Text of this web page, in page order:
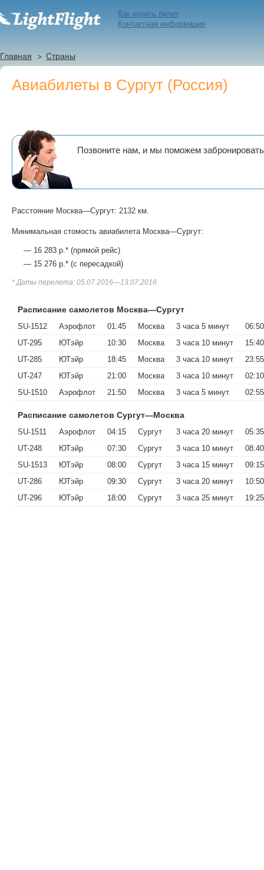
Как купить билет
Контактная информация
Главная Страны
Авиабилеты в Сургут (Россия)
Позвоните нам, и мы поможем
Расстояние Москва—Сургут: 2132 км.
Минимальная стомость авиабилета Москва—Сургут:
— 16 283 р.* (прямой рейс)
— 15 276 р.* (с пересадкой)
* Даты перелета: 05.07.2016—13.07.2016
Расписание самолетов Москва—Сургут
SU-1512 Аэрофлот 01:45 Москва 3 часа 5 минут
06:50
UT-295
ЮТэйр 10:30 Москва 3 часа 10 минут
15:40
UT-285
ЮТэйр 18:45 Москва 3 часа 10 минут
23:55
UT-247
ЮТэйр 21:00 Москва 3 часа 10 минут
02:10
SU-1510
Аэрофлот 21:50 Москва 3 часа 5 минут 02:55
Расписание самолетов Сургут—Москва
SU-1511 Аэрофлот 04:15 Сургут 3 часа 20 минут
05:35
UT-248
ЮТэйр 07:30 Сургут 3 часа 10 минут
08:40
SU-1513
ЮТэйр 08:00 Сургут 3 часа 15 минут
09:15
UT-286
ЮТэйр 09:30 Сургут 3 часа 20 минут
10:50
UT-296
ЮТэйр 18:00 Сургут 3 часа 25 минут 19:25